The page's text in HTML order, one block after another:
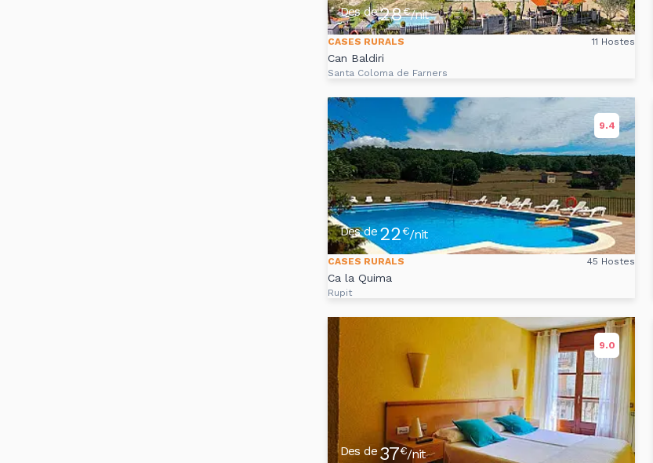
Des de28€/nit
CASES RURALS 11 Hostes
Can Baldiri
Santa Coloma de Farners
9.4
Des de 22€/nit
CASES RURALS 45 Hostes
Ca la Quima
Rupit
9.0
Des de37€/nit